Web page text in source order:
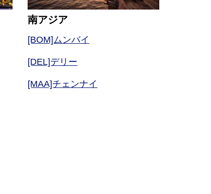
南アジア
[BOM]ムンバイ
[DEL]デリー
[MAA]チェンナイ